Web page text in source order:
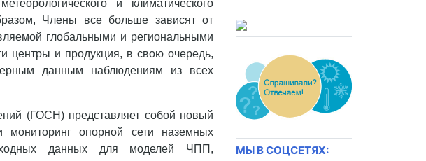
и климатического
Члены все больше зависят от
глобальными и региональными
центры и продукция, в свою очередь,
данным наблюдениям из всех
(ГОСН) представляет собой новый
мониторинг опорной сети наземных
данных для моделей ЧПП,
МЫ В СОЦСЕТЯХ: